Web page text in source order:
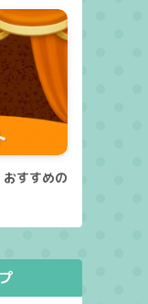
おすすめの